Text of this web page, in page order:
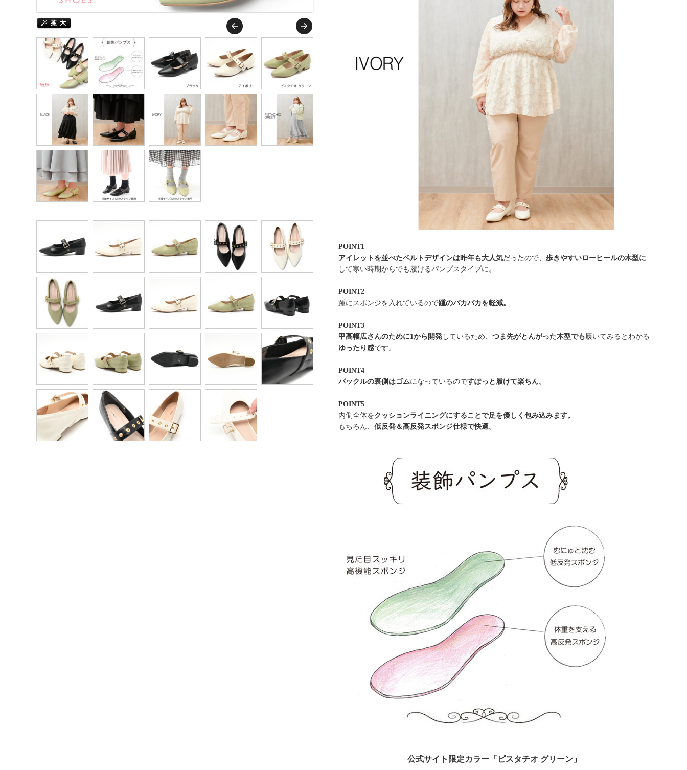
POINT1
アイレットを並べたベルトデザインは昨年も大人気だったので、 歩きやすいローヒールの木型に
して寒い時期からでも履けるパンプスタイプに。
POINT2
踵にスポンジを入れているので踵のパカパカを軽減。
POINT3
甲高幅広さんのために1から開発 しているため、 つま先がとんがった木型でも履いてみるとわかる
ゆったり感です。
POINT4
バックルの裏側はゴムになっているのですぽっと履けて楽ちん。
POINT5
内側全体をクッションライニングにすることで足を優しく包み込みます。
もちろん、 低反発＆高反発スポンジ仕様で快適。
公式サイト限定カラー「ピスタチオ グリーン」